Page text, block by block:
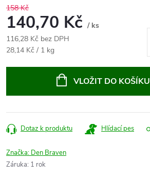
158 Kč
140,70 Kč / ks
116,28 Kč bez DPH
Měrná
28,14 Kč / 1 kg
VLOŽIT DO KOŠÍKU
Dotaz k produktu Hlídací pes
Značka: Den Braven
Záruka: 1 rok